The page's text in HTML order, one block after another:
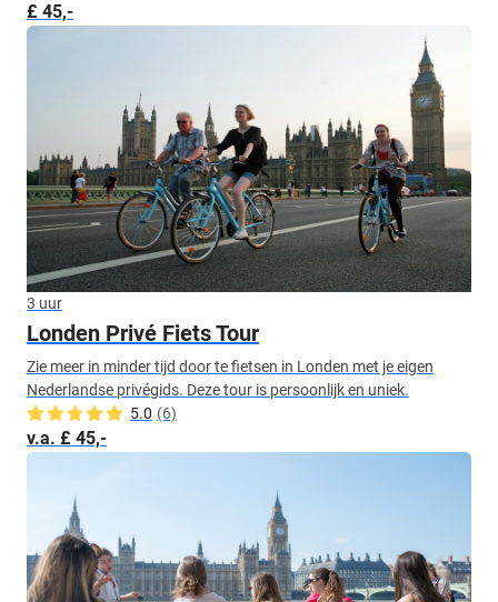
£ 45,-
3 uur
Londen Privé Fiets Tour
Zie meer in minder tijd door te fietsen in Londen met je eigen
Nederlandse privégids. Deze tour is persoonlijk en uniek.
5.0 (6)
v.a. £ 45,-